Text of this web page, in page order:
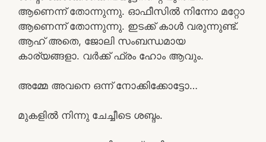
ആണെന്ന് തോന്നുന്നു. ഓഫീസിൽ നിന്നോ മറ്റോ
ആണെന്ന് തോന്നുന്നു. ഇടക്ക് കാൾ വരുന്നുണ്ട്.
ആഹ് അതെ, ജോലി സംബന്ധമായ
കാര്യങ്ങളാ. വർക്ക്‌ ഫ്രം ഹോം ആവും.
അമ്മേ അവനെ ഒന്ന് നോക്കിക്കോട്ടോ…
മുകളിൽ നിന്നു ചേച്ചീടെ ശബ്ദം.